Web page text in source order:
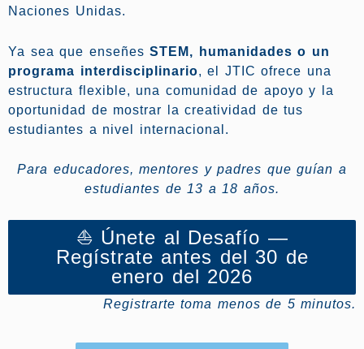
Naciones Unidas.
Ya sea que enseñes STEM, humanidades o un
programa interdisciplinario, el JTIC ofrece una
estructura flexible, una comunidad de apoyo y la
oportunidad de mostrar la creatividad de tus
estudiantes a nivel internacional.
Para educadores, mentores y padres que guían a
estudiantes de 13 a 18 años.
⛵ Únete al Desafío —
Regístrate antes del 30 de
enero del 2026
Registrarte toma menos de 5 minutos.